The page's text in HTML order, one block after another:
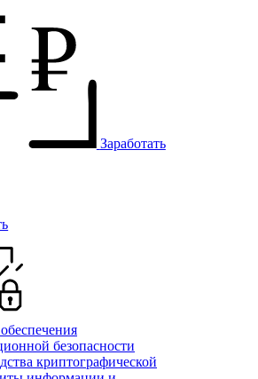
Заработать
безопасности
криптографической